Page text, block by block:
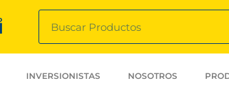
INVERSIONISTAS NOSOTROS